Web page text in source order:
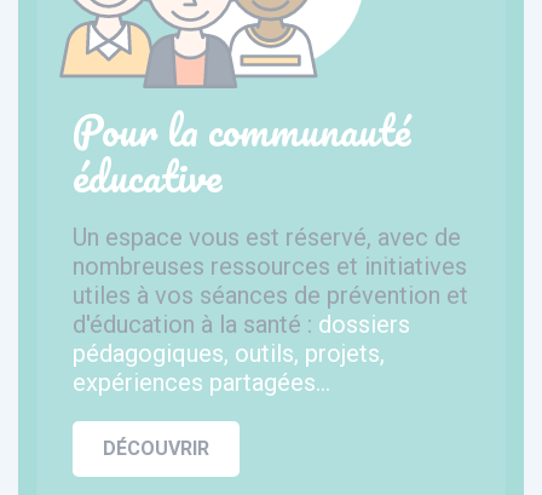
Pour la communauté
éducative
Un espace vous est réservé, avec de
nombreuses ressources et initiatives
utiles à vos séances de prévention et
d'éducation à la santé : dossiers
pédagogiques, outils, projets,
expériences partagées...
DÉCOUVRIR